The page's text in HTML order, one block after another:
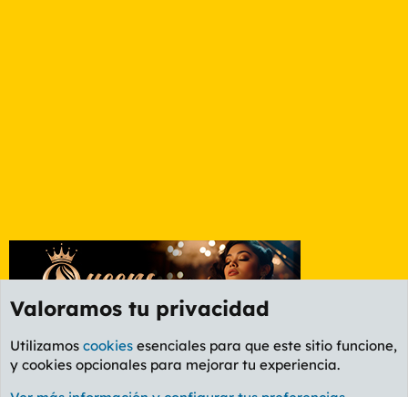
Foro General
Valoramos tu privacidad
Utilizamos cookies esenciales para que este sitio funcione,
y cookies opcionales para mejorar tu experiencia.